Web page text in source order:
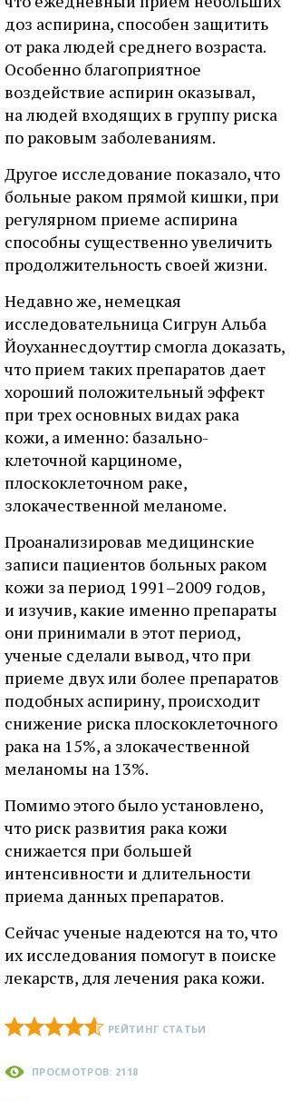
доз аспирина, способен защитить
от рака людей среднего возраста.
Особенно благоприятное
воздействие аспирин оказывал,
на людей входящих в группу риска
по раковым заболеваниям.
Другое исследование показало, что
больные раком прямой кишки, при
регулярном приеме аспирина
способны существенно увеличить
продолжительность своей жизни.
Недавно же, немецкая
исследовательница Сигрун Альба
Йоуханнесдоуттир смогла доказать,
что прием таких препаратов дает
хороший положительный эффект
при трех основных видах рака
кожи, а именно: базально-
клеточной карциноме,
плоскоклеточном раке,
злокачественной меланоме.
Проанализировав медицинские
записи пациентов больных раком
кожи за период 1991–2009 годов,
и изучив, какие именно препараты
они принимали в этот период,
ученые сделали вывод, что при
приеме двух или более препаратов
подобных аспирину, происходит
снижение риска плоскоклеточного
рака на 15%, а злокачественной
меланомы на 13%.
Помимо этого было установлено,
что риск развития рака кожи
снижается при большей
интенсивности и длительности
приема данных препаратов.
Сейчас ученые надеются на то, что
их исследования помогут в поиске
лекарств, для лечения рака кожи.
РЕЙТИНГ СТАТЬИ
ПРОСМОТРОВ: 2118